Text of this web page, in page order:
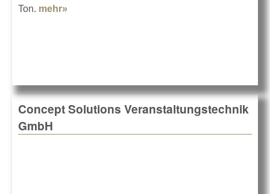
Ton. mehr»
Concept Solutions Veranstaltungstechnik
GmbH